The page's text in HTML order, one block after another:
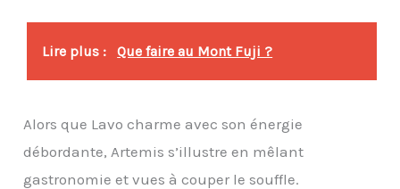
Lire plus : Que faire au Mont Fuji ?
Alors que Lavo charme avec son énergie
débordante, Artemis s’illustre en mêlant
gastronomie et vues à couper le souffle.